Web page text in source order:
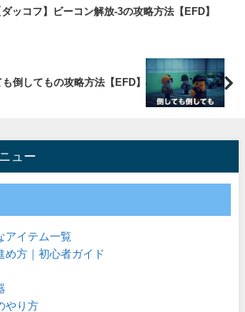
ダッコフ】ビーコン解放-3の攻略方法【EFD】
も倒してもの攻略方法【EFD】
ュー
アイテム一覧
め方｜初心者ガイド
やり方